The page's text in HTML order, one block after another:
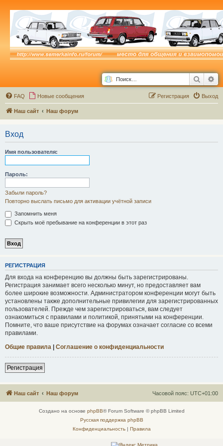
Поиск
FAQ Новые сообщения Выход
Регистрация
Наш сайт Наш форум
Вход
Имя пользователя:
Пароль:
Забыли пароль?
Повторно выслать письмо для активации учётной записи
Запомнить меня
Скрыть моё пребывание на конференции в этот раз
РЕГИСТРАЦИЯ
Для входа на конференцию вы должны быть зарегистрированы.
Регистрация занимает всего несколько минут, но предоставляет вам
более широкие возможности. Администратором конференции могут быть
установлены также дополнительные привилегии для зарегистрированных
пользователей. Прежде чем зарегистрироваться, вам следует
ознакомиться с правилами и политикой, принятыми на конференции.
Помните, что ваше присутствие на форумах означает согласие со всеми
правилами.
Общие правила | Соглашение о конфиденциальности
Регистрация
Наш сайт Наш форум Часовой пояс: UTC+01:00
Создано на основе phpBB® Forum Software © phpBB Limited
Русская поддержка phpBB
Конфиденциальность| Правила